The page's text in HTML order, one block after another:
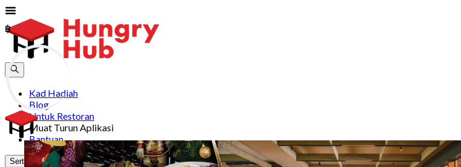
Kad Hadiah
Blog
Untuk Restoran
Muat Turun Aplikasi
Bantuan
Sertai
฿
฿